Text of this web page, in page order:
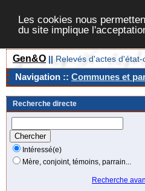
Les cookies nous
du site implique
Gen&O || Relevés d'actes
Navigation :: Communes et
Recherche directe
Intéressé(e)
Mère, conjoint, témoins, parrain...
Recherche